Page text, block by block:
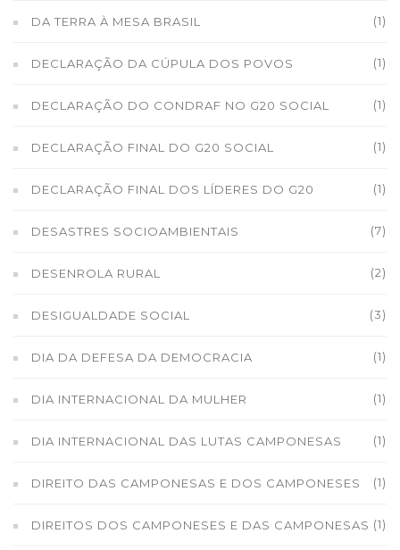
DA TERRA À MESA BRASIL (1)
DECLARAÇÃO DA CÚPULA DOS POVOS (1)
DECLARAÇÃO DO CONDRAF NO G20 SOCIAL (1)
DECLARAÇÃO FINAL DO G20 SOCIAL (1)
DECLARAÇÃO FINAL DOS LÍDERES DO G20 (1)
DESASTRES SOCIOAMBIENTAIS (7)
DESENROLA RURAL (2)
DESIGUALDADE SOCIAL (3)
DIA DA DEFESA DA DEMOCRACIA (1)
DIA INTERNACIONAL DA MULHER (1)
DIA INTERNACIONAL DAS LUTAS CAMPONESAS (1)
DIREITO DAS CAMPONESAS E DOS CAMPONESES (1)
DIREITOS DOS CAMPONESES E DAS CAMPONESAS (1)